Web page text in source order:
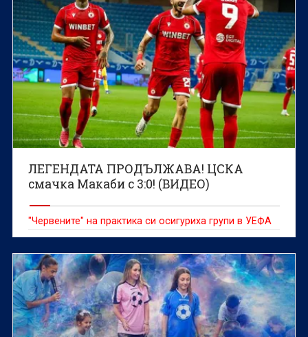
ЛЕГЕНДАТА ПРОДЪЛЖАВА! ЦСКА
смачка Макаби с 3:0! (ВИДЕО)
"Червените" на практика си осигуриха групи в УЕФА